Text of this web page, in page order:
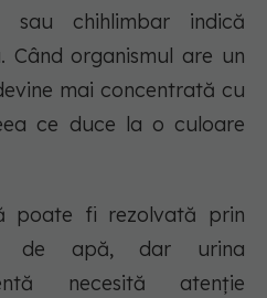
sau chihlimbar indică
Când organismul are un
mai concentrată cu
ce duce la o culoare
poate fi rezolvată prin
de apă, dar urina
necesită atenție